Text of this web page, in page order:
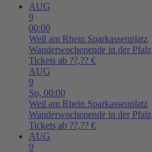
AUG
9
00:00
Weil am Rhein Sparkassenplatz
Wanderwochenende in der Pfalz
Tickets ab ??,?? €
AUG
9
So, 00:00
Weil am Rhein Sparkassenplatz
Wanderwochenende in der Pfalz
Tickets ab ??,?? €
AUG
9